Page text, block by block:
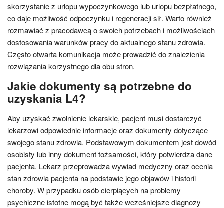
skorzystanie z urlopu wypoczynkowego lub urlopu bezpłatnego,
co daje możliwość odpoczynku i regeneracji sił. Warto również
rozmawiać z pracodawcą o swoich potrzebach i możliwościach
dostosowania warunków pracy do aktualnego stanu zdrowia.
Często otwarta komunikacja może prowadzić do znalezienia
rozwiązania korzystnego dla obu stron.
Jakie dokumenty są potrzebne do
uzyskania L4?
Aby uzyskać zwolnienie lekarskie, pacjent musi dostarczyć
lekarzowi odpowiednie informacje oraz dokumenty dotyczące
swojego stanu zdrowia. Podstawowym dokumentem jest dowód
osobisty lub inny dokument tożsamości, który potwierdza dane
pacjenta. Lekarz przeprowadza wywiad medyczny oraz ocenia
stan zdrowia pacjenta na podstawie jego objawów i historii
choroby. W przypadku osób cierpiących na problemy
psychiczne istotne mogą być także wcześniejsze diagnozy